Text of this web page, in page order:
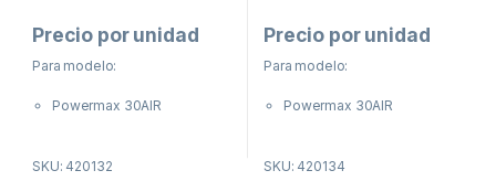
u
r
a
e
Precio por unidad
Para modelo:
Powermax 30AIR
SKU: 420132
u
r
a
e
Precio por unidad
Para modelo:
Powermax 30AIR
SKU: 420134